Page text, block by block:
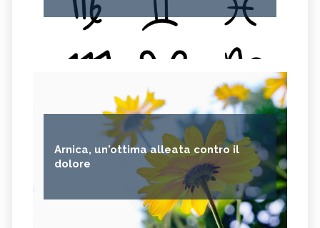
Arnica, un'ottima alleata contro il
dolore